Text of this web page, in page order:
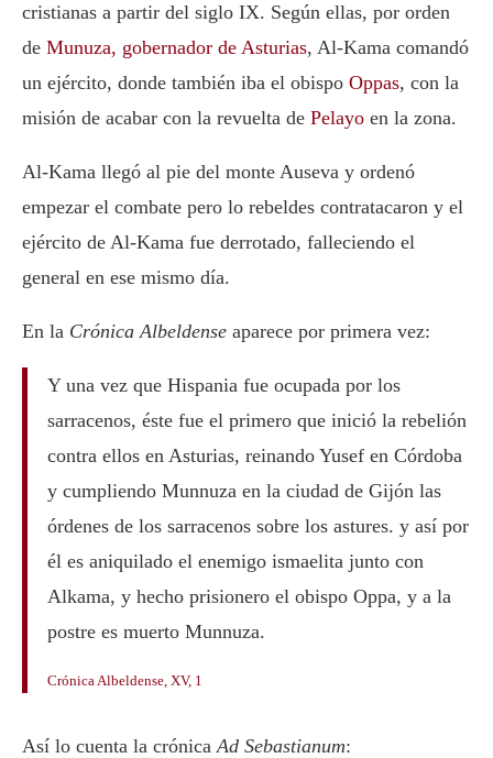
cristianas a partir del siglo IX. Según ellas, por orden
de Munuza, gobernador de Asturias, Al-Kama comandó
un ejército, donde también iba el obispo Oppas, con la
misión de acabar con la revuelta de Pelayo en la zona.
Al-Kama llegó al pie del monte Auseva y ordenó
empezar el combate pero lo rebeldes contratacaron y el
ejército de Al-Kama fue derrotado, falleciendo el
general en ese mismo día.
En la Crónica Albeldense aparece por primera vez:
Y una vez que Hispania fue ocupada por los
sarracenos, éste fue el primero que inició la rebelión
contra ellos en Asturias, reinando Yusef en Córdoba
y cumpliendo Munnuza en la ciudad de Gijón las
órdenes de los sarracenos sobre los astures. y así por
él es aniquilado el enemigo ismaelita junto con
Alkama, y hecho prisionero el obispo Oppa, y a la
postre es muerto Munnuza.
Crónica Albeldense, XV, 1
Así lo cuenta la crónica Ad Sebastianum: